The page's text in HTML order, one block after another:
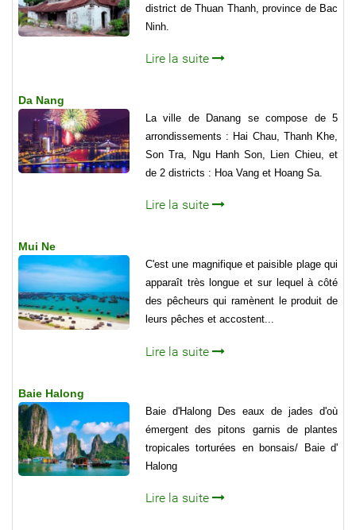
district de Thuan Thanh, province de Bac
Ninh.
Lire la suite
Da Nang
La ville de Danang se compose de 5
arrondissements : Hai Chau, Thanh Khe,
Son Tra, Ngu Hanh Son, Lien Chieu, et
de 2 districts : Hoa Vang et Hoang Sa.
Lire la suite
Mui Ne
C'est une magnifique et paisible plage qui
apparaît très longue et sur lequel à côté
des pêcheurs qui ramènent le produit de
leurs pêches et accostent...
Lire la suite
Baie Halong
Baie d'Halong Des eaux de jades d'où
émergent des pitons garnis de plantes
tropicales torturées en bonsais/ Baie d'
Halong
Lire la suite